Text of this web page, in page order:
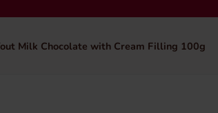
Milk Chocolate with Cream Filling 100g